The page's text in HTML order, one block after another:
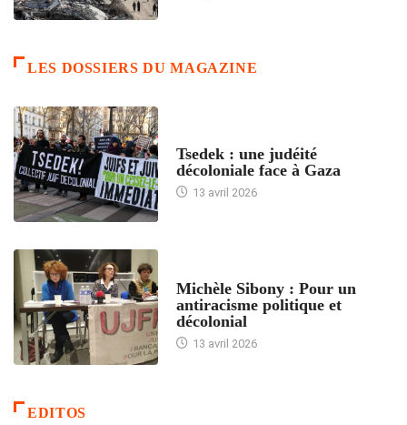
LES DOSSIERS DU MAGAZINE
Tsedek : une judéité
décoloniale face à Gaza
13 avril 2026
Michèle Sibony : Pour un
antiracisme politique et
décolonial
13 avril 2026
EDITOS